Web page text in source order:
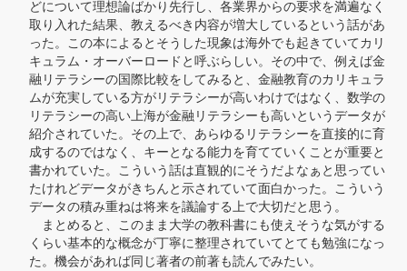
どについて理想論ばかり先行し、各業界からの要求を満遍なく
取り入れた結果、教えるべき内容が増大しているという話があ
った。この本によるとそうした現象は海外でも起きていてカリ
キュラム・オーバーロードと呼ぶらしい。その中で、例えば金
融リテラシーの国際比較をしてみると、金融教育のカリキュラ
ムが充実している方がリテラシーが高いわけではなく、数学の
リテラシーの高い上海が金融リテラシーも高いというデータが
紹介されていた。その上で、あらゆるリテラシーを直接的に育
成するのではなく、キーとなる能力を育てていくことが重要と
書かれていた。こういう話は直観的にそうだよなぁと思ってい
たけれどデータがきちんと示されていて面白かった。こういう
データの積み重ねは将来を議論する上で大切だと思う。
まとめると、このまま大学の教科書にも使えそうな気がする
くらい基本的な概念が丁寧に整理されていてとても勉強になっ
た。機会があれば同じ著者の前著も読んでみたい。